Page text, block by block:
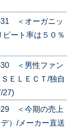
＜オーガニッ
ート率は５０％
＜男性ファン
ＥＬＥＣＴ/独自
27)
＜今期の売上
）/メーカー直送